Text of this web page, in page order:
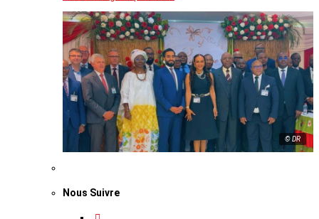
© DR
Nous Suivre